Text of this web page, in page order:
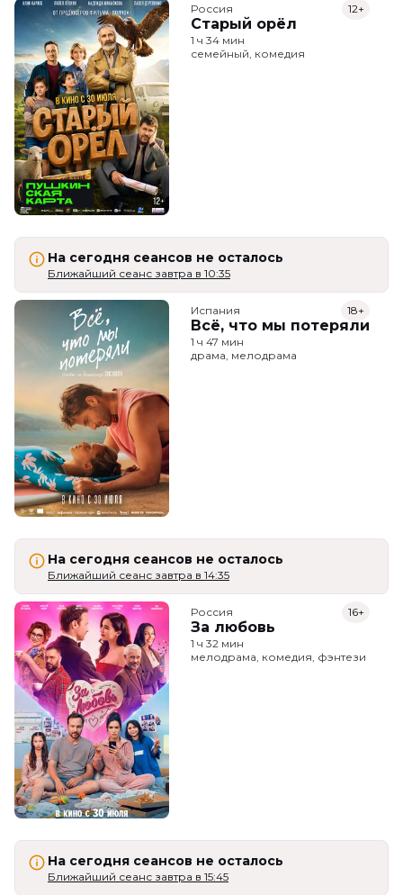
Россия
Старый орёл
12+
1 ч 34 мин
семейный, комедия
На сегодня сеансов не осталось
Ближайший сеанс завтра в 10:35
Испания
Всё, что мы потеряли
18+
1 ч 47 мин
драма, мелодрама
На сегодня сеансов не осталось
Ближайший сеанс завтра в 14:35
Россия
За любовь
16+
1 ч 32 мин
мелодрама, комедия, фэнтези
На сегодня сеансов не осталось
Ближайший сеанс завтра в 15:45